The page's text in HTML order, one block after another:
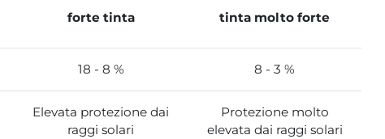
forte tinta tinta molto forte
18 - 8 % 8 - 3 %
Elevata protezione dai
raggi solari
Protezione molto
elevata dai raggi solari